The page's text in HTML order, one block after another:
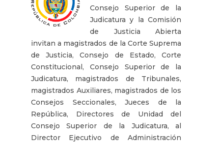
Consejo Superior de la
Judicatura y la Comisión
de Justicia Abierta
invitan a magistrados de la Corte Suprema
de Justicia, Consejo de Estado, Corte
Constitucional, Consejo Superior de la
Judicatura, magistrados de Tribunales,
magistrados Auxiliares, magistrados de los
Consejos Seccionales, Jueces de la
República, Directores de Unidad del
Consejo Superior de la Judicatura, al
Director Ejecutivo de Administración